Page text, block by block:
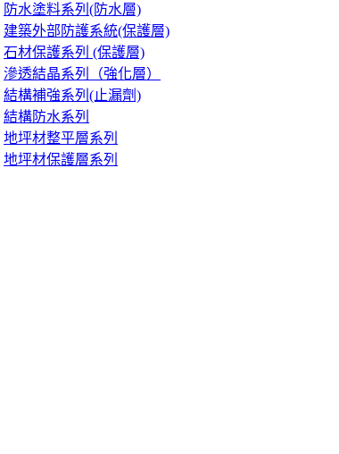
防水塗料系列(防水層)
建築外部防護系統(保護層)
石材保護系列 (保護層)
滲透結晶系列（強化層）
結構補強系列(止漏劑)
結構防水系列
地坪材整平層系列
地坪材保護層系列